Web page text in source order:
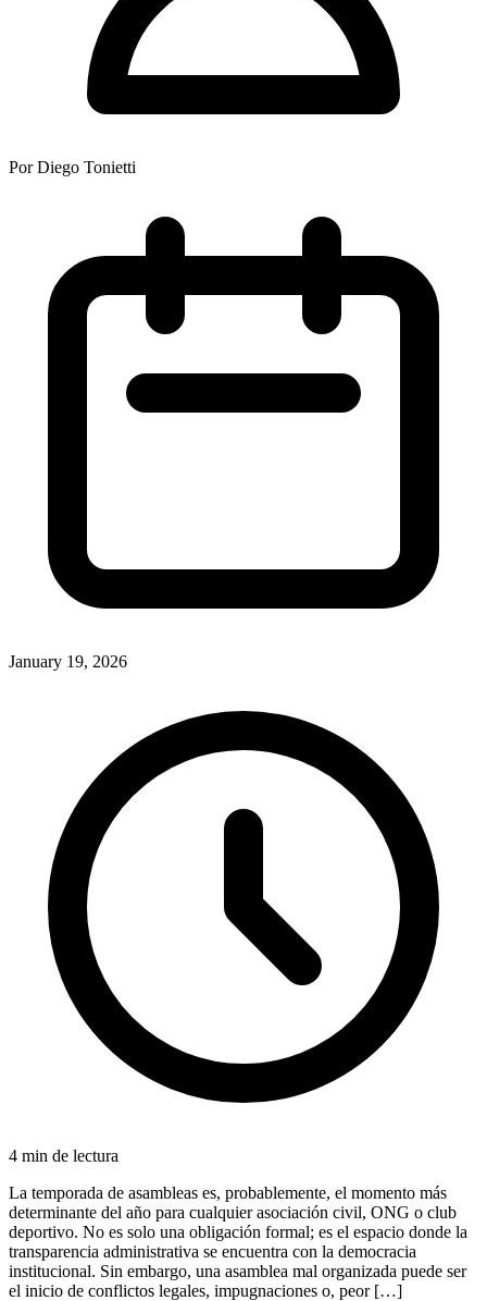
PorDiego Tonietti
January 19, 2026
4 min de lectura
La temporada de asambleas es, probablemente, el momento más
determinante del año para cualquier asociación civil, ONG o club
deportivo. No es solo una obligación formal; es el espacio donde la
transparencia administrativa se encuentra con la democracia
institucional. Sin embargo, una asamblea mal organizada puede ser
el inicio de conflictos legales, impugnaciones o, peor […]